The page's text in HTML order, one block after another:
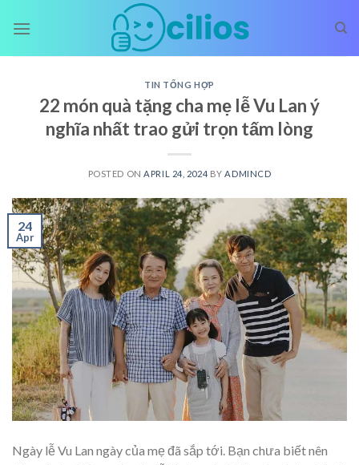
TIN TỔNG HỢP
22 món quà tặng cha mẹ lễ Vu Lan ý
nghĩa nhất trao gửi trọn tấm lòng
POSTED ON APRIL 24, 2024 BY ADMINCD
24
Apr
Ngày lễ Vu Lan ngày của mẹ đã sắp tới. Bạn chưa biết nên